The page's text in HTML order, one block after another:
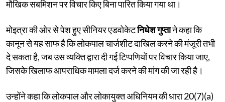
मौखिक सबमिशन पर विचार किए बिना पारित किया गया था।
मोइत्रा की ओर से पेश हुए सीनियर एडवोकेटनिधेश गुप्ताने कहा कि
कानून से यह साफ है कि लोकपाल चार्जशीट दाखिल करने की मंजूरी तभी
दे सकता है, जब उस व्यक्ति द्वारा दी गई टिप्पणियों पर विचार किया जाए,
जिसके खिलाफ आपराधिक मामला दर्ज करने की मांग की जा रही है।
उन्होंने कहा कि लोकपाल और लोकायुक्त अधिनियम की धारा 20(7)(a)